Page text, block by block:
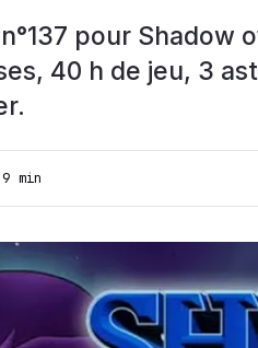
pour Shadow
40 h de jeu, 3
9 min